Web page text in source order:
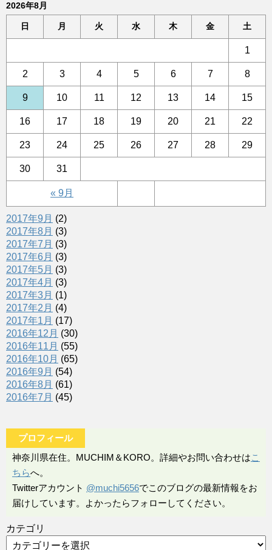
2026年8月
日 月 火 水 木 金 土
« 9月
1
2 3 4 5 6 7 8
9 10 11 12 13 14 15
16 17 18 19 20 21 22
23 24 25 26 27 28 29
30 31
2017年9月 (2)
2017年8月 (3)
2017年7月 (3)
2017年6月 (3)
2017年5月 (3)
2017年4月 (3)
2017年3月 (1)
2017年2月 (4)
2017年1月 (17)
2016年12月 (30)
2016年11月 (55)
2016年10月 (65)
2016年9月 (54)
2016年8月 (61)
2016年7月 (45)
プロフィール
神奈川県在住。MUCHIM＆KORO。詳細やお問い合わせはこ
ちらへ。
Twitterアカウント @muchi5656でこのブログの最新情報をお
届けしています。よかったらフォローしてください。
カテゴリ